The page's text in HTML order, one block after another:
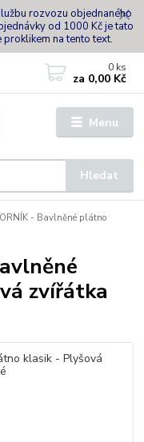
rozvozu objednaného
od 1000 Kč je tato
proklikem na tento text.
Menu
Hledat
0 ks
za 0,00 Kč
- Bavlněné plátno
zvířátka